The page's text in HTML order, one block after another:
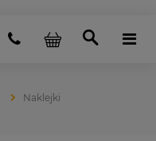
Naklejki